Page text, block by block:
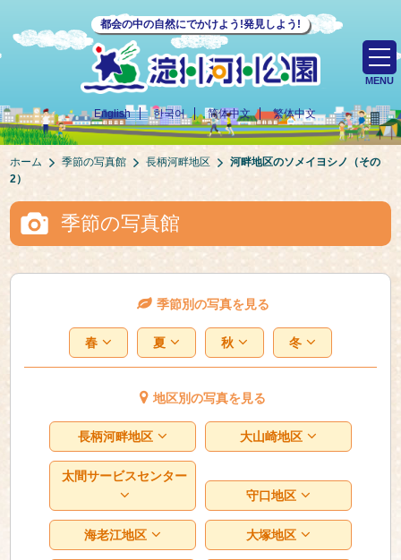
都会の中の自然にでかけよう!発見しよう!
English 한국어 简体中文 繁体中文
MENU
ホーム 季節の写真館 長柄河畔地区
河畔地区のソメイヨシノ（その
2）
季節の写真館
季節別の写真を見る
春 夏 秋 冬
地区別の写真を見る
長柄河畔地区 大山崎地区
太間サービスセンター
守口地区
海老江地区 大塚地区